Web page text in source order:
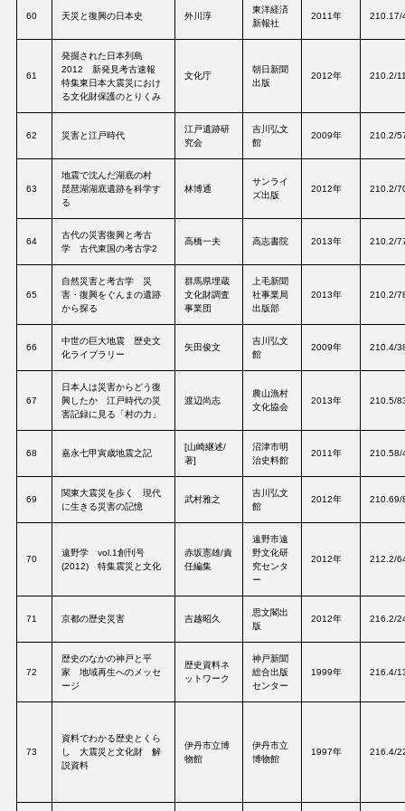
60 天災と復興の日本史 外川淳
東洋経済
新報社
2011年 210.17/
61
発掘された日本列島
2012 新発見考古速報
特集東日本大震災におけ
る文化財保護のとりくみ
文化庁
朝日新聞
出版
2012年 210.2/
62 災害と江戸時代
江戸遺跡研
究会
吉川弘文
館
2009年 210.2/
63
地震で沈んだ湖底の村
琵琶湖湖底遺跡を科学す
る
林博通
サンライ
ズ出版
2012年 210.2/
64
古代の災害復興と考古
学 古代東国の考古学2
高橋一夫 高志書院 2013年 210.2/
65
自然災害と考古学 災
害・復興をぐんまの遺跡
から探る
群馬県埋蔵
文化財調査
事業団
上毛新聞
社事業局
出版部
2013年 210.2/
66
中世の巨大地震 歴史文
化ライブラリー
矢田俊文
吉川弘文
館
2009年 210.4/
67
日本人は災害からどう復
興したか 江戸時代の災
害記録に見る「村の力」
渡辺尚志
農山漁村
文化協会
2013年 210.5/
68 嘉永七甲寅歳地震之記
[山崎継述/
著]
沼津市明
治史料館
2011年 210.58/
69
関東大震災を歩く 現代
に生きる災害の記憶
武村雅之
吉川弘文
館
2012年 210.69/
70
遠野学 vol.1創刊号
(2012) 特集震災と文化
赤坂憲雄/責
任編集
遠野市遠
野文化研
究センタ
ー
2012年 212.2/
71 京都の歴史災害 吉越昭久
思文閣出
版
2012年 216.2/
72
歴史のなかの神戸と平
家 地域再生へのメッセ
ージ
歴史資料ネ
ットワーク
神戸新聞
総合出版
センター
1999年 216.4/
73
資料でわかる歴史とくら
し 大震災と文化財 解
説資料
伊丹市立博
物館
伊丹市立
博物館
1997年 216.4/